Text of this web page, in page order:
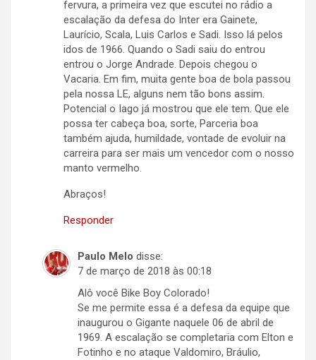
fervura, a primeira vez que escutei no rádio a
escalação da defesa do Inter era Gainete,
Laurício, Scala, Luis Carlos e Sadi. Isso lá pelos
idos de 1966. Quando o Sadi saiu do entrou
entrou o Jorge Andrade. Depois chegou o
Vacaria. Em fim, muita gente boa de bola passou
pela nossa LE, alguns nem tão bons assim.
Potencial o Iago já mostrou que ele tem. Que ele
possa ter cabeça boa, sorte, Parceria boa
também ajuda, humildade, vontade de evoluir na
carreira para ser mais um vencedor com o nosso
manto vermelho.
Abraços!
Responder
Paulo Melo disse:
7 de março de 2018 às 00:18
Alô você Bike Boy Colorado!
Se me permite essa é a defesa da equipe que
inaugurou o Gigante naquele 06 de abril de
1969. A escalação se completaria com Elton e
Fotinho e no ataque Valdomiro, Bráulio,